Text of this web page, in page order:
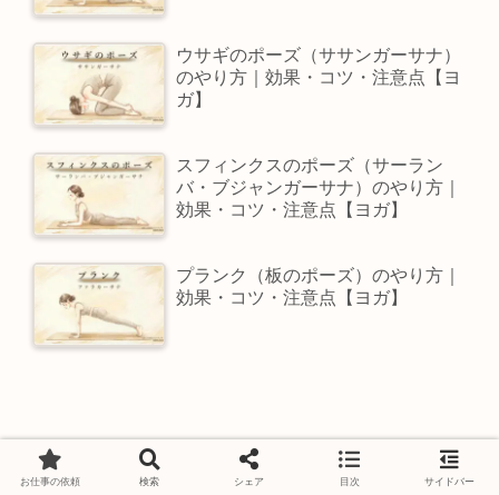
ウサギのポーズ（ササンガーサナ）
のやり方｜効果・コツ・注意点【ヨ
ガ】
スフィンクスのポーズ（サーラン
バ・ブジャンガーサナ）のやり方｜
効果・コツ・注意点【ヨガ】
プランク（板のポーズ）のやり方｜
効果・コツ・注意点【ヨガ】
Touchdesigner
お仕事の依頼 検索 シェア 目次 サイドバー